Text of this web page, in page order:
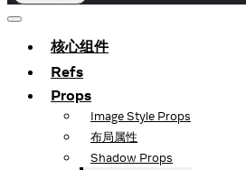
核心组件
Refs
Props
Image Style Props
布局属性
Shadow Props